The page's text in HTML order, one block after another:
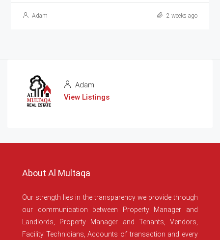
Adam 2 weeks ago
Adam
View Listings
About Al Multaqa
Our strength lies in the transparency we provide through
our communication between Property Manager and
Landlords, Property Manager and Tenants, Vendors,
Facility Technicians, Accounts of transaction and every